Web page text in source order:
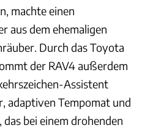
machte einen
aus dem ehemaligen
Durch das Toyota
der RAV4 außerdem
Assistent
adaptiven Tempomat und
bei einem drohenden